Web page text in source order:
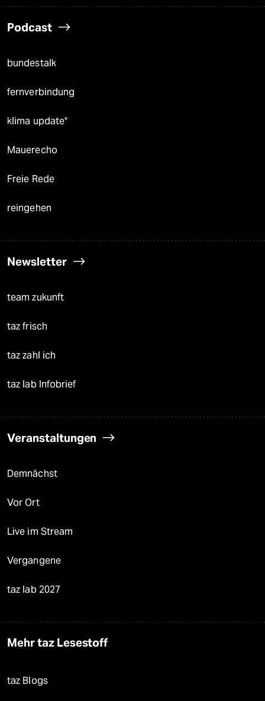
Podcast
bundestalk
fernverbindung
klima update°
Mauerecho
Freie Rede
reingehen
Newsletter
team zukunft
taz frisch
taz zahl ich
taz lab Infobrief
Veranstaltungen
Demnächst
Vor Ort
Live im Stream
Vergangene
taz lab 2027
Mehr taz Lesestoff
taz Blogs